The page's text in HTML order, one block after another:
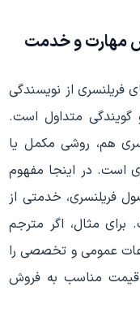
مهارت و خدمت
از نویسندگی
گویندگی متداول است.
هم، روشی مکمل یا
است. در اینجا مفهوم
فریلنسری، خدمتی از
مثال، اگر مترجم
عمومی و تخصصی را
قیمت مناسب به فروش